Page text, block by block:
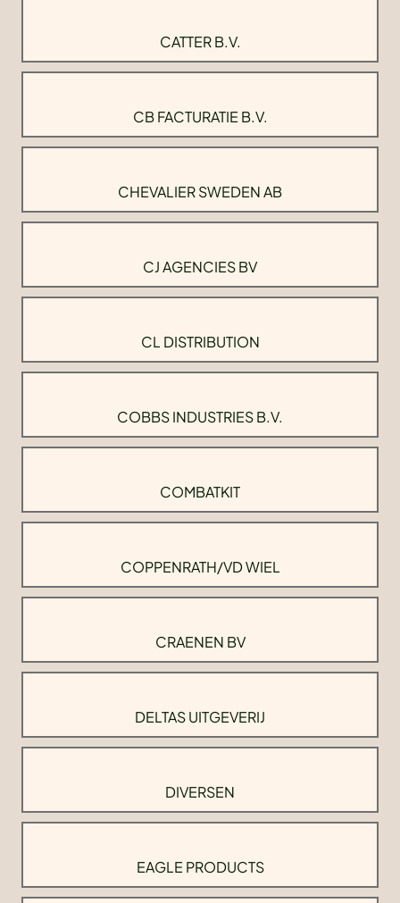
CATTER B.V.
CB FACTURATIE B.V.
CHEVALIER SWEDEN AB
CJ AGENCIES BV
CL DISTRIBUTION
COBBS INDUSTRIES B.V.
COMBATKIT
COPPENRATH/VD WIEL
CRAENEN BV
DELTAS UITGEVERIJ
DIVERSEN
EAGLE PRODUCTS